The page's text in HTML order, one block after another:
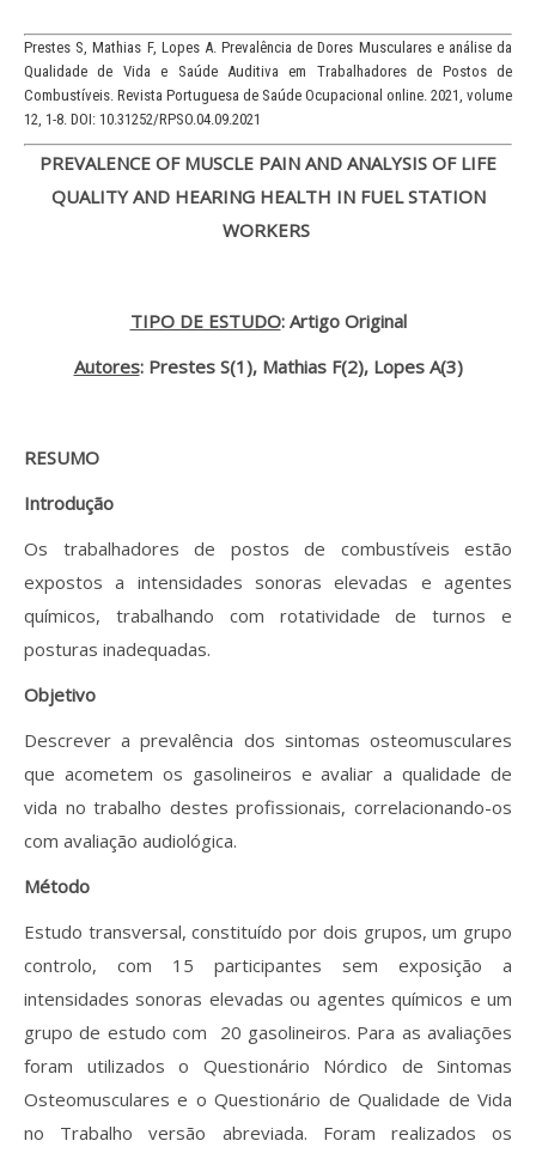
Bolsa de emprego (oferta/
procura)
Sugestões para os Leitores
Investigarem
Congressos
Revistas previamente publicadas
Estatísticas da Revista
Prestes S, Mathias F, Lopes A. Prevalência de Dores Musculares e análise da
Qualidade de Vida e Saúde Auditiva em Trabalhadores de Postos de
Combustíveis. Revista Portuguesa de Saúde Ocupacional online. 2021, volume
12, 1-8. DOI: 10.31252/RPSO.04.09.2021
PREVALENCE OF MUSCLE PAIN AND ANALYSIS OF LIFE
QUALITY AND HEARING HEALTH IN FUEL STATION
WORKERS
TIPO DE ESTUDO: Artigo Original
Autores: Prestes S(1), Mathias F(2), Lopes A(3)
RESUMO
Introdução
Os trabalhadores de postos de combustíveis estão
expostos a intensidades sonoras elevadas e agentes
químicos, trabalhando com rotatividade de turnos e
posturas inadequadas.
Objetivo
Descrever a prevalência dos sintomas osteomusculares
que acometem os gasolineiros e avaliar a qualidade de
vida no trabalho destes profissionais, correlacionando-os
com avaliação audiológica.
Método
Estudo transversal, constituído por dois grupos, um grupo
controlo, com 15 participantes sem exposição a
intensidades sonoras elevadas ou agentes químicos e um
grupo de estudo com 20 gasolineiros. Para as avaliações
foram utilizados o Questionário Nórdico de Sintomas
Osteomusculares e o Questionário de Qualidade de Vida
no Trabalho versão abreviada. Foram realizados os